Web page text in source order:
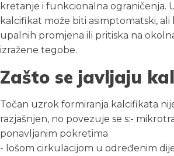
kretanje i funkcionalna ograničenja.
kalcifikat može biti asimptomatski, ali
upalnih promjena ili pritiska na
izražene tegobe.
Zašto se javljaju
Točan uzrok formiranja kalcifikata
razjašnjen, no povezuje se s:-
ponavljanim pokretima
- lošom cirkulacijom u određenim